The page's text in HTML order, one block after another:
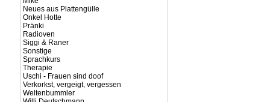
Neues aus Plattengülle
Onkel Hotte
Pränki
Radioven
Siggi & Raner
Sonstige
Sprachkurs
Therapie
Uschi - Frauen sind doof
Verkorkst, vergeigt, vergessen
Weltenbummler